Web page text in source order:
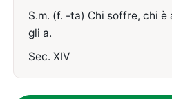
S.m. (f. -ta) Chi soffre, chi
gli a.
Sec. XIV